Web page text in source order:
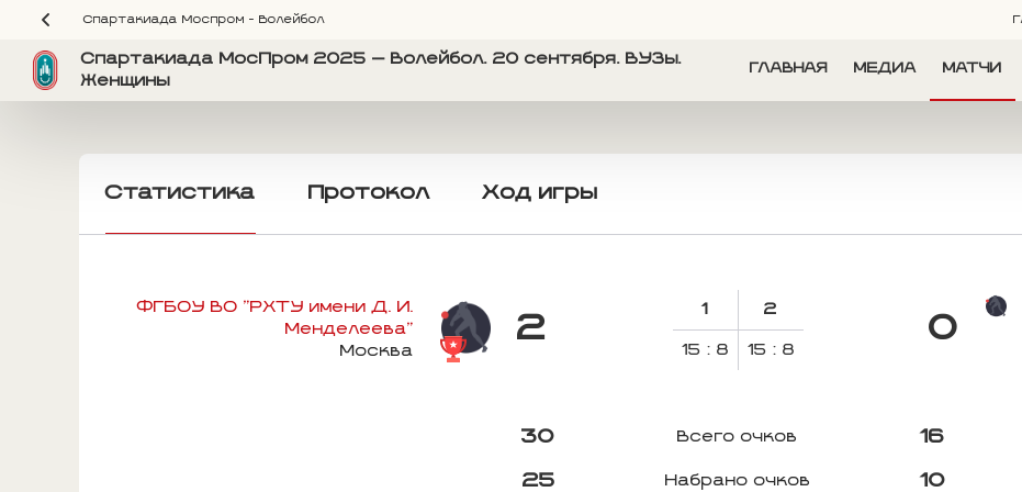
Спартакиада Моспром - Волейбол
Спартакиада МосПром 2025 — Волейбол. 20 сентября. ВУЗы.
Женщины
ГЛАВНАЯ МЕДИА МАТЧИ
Статистика Протокол Ход игры
ФГБОУ ВО "РХТУ имени Д. И.
Менделеева"
Москва
2
1
15 : 8
2
15 : 8
0
30 Всего очков 16
25 Набрано очков 10